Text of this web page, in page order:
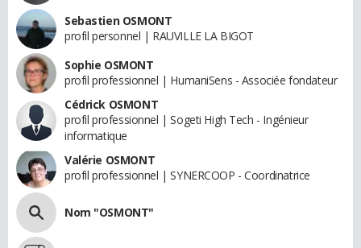
Sebastien OSMONT
profil personnel | RAUVILLE LA BIGOT
Sophie OSMONT
profil professionnel | HumaniSens - Associée fondateur
Cédrick OSMONT
profil professionnel | Sogeti High Tech - Ingénieur
informatique
Valérie OSMONT
profil professionnel | SYNERCOOP - Coordinatrice
Nom "OSMONT"